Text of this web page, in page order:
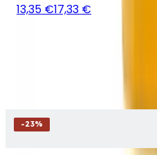
13,35 €17,33 €
-23%